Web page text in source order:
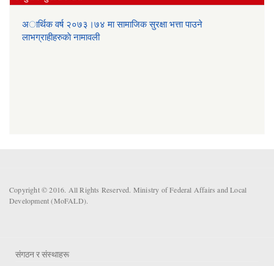
अार्थिक वर्ष २०७३।७४ मा सामाजिक सुरक्षा भत्ता पाउने
लाभग्राहीहरुकाे नामावली
Copyright © 2016. All Rights Reserved. Ministry of Federal Affairs and Local
Development (MoFALD).
संगठन र संस्थाहरू